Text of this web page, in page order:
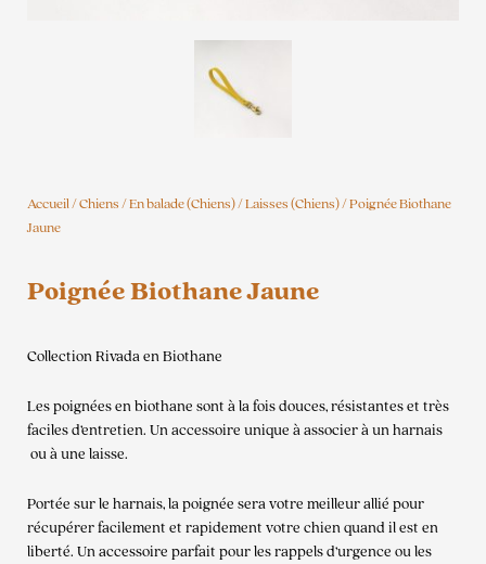
Accueil/Chiens/En balade (Chiens)/Laisses (Chiens)/ Poignée Biothane
Jaune
Poignée Biothane Jaune
Collection Rivada en Biothane
Les poignées en biothane sont à la fois douces, résistantes et très
faciles d’entretien. Un accessoire unique à associer à un harnais
ou à une laisse.
Portée sur le harnais, la poignée sera votre meilleur allié pour
récupérer facilement et rapidement votre chien quand il est en
liberté. Un accessoire parfait pour les rappels d’urgence ou les